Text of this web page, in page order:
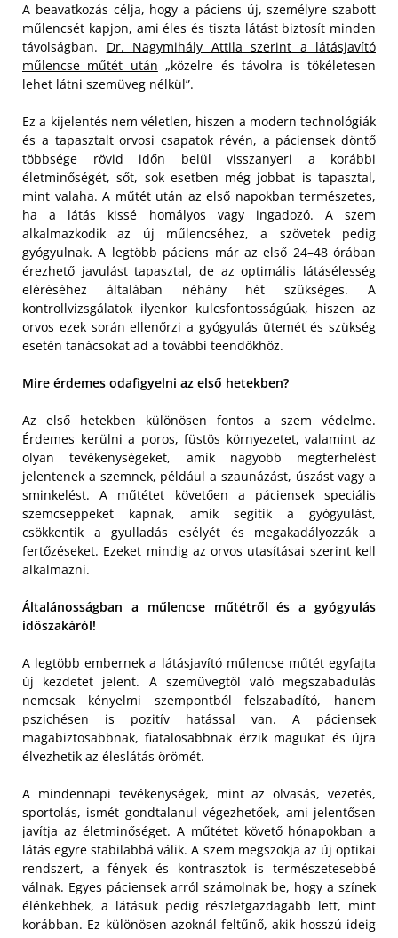
A beavatkozás célja, hogy a páciens új, személyre szabott
műlencsét kapjon, ami éles és tiszta látást biztosít minden
távolságban. Dr. Nagymihály Attila szerint a látásjavító
műlencse műtét után „közelre és távolra is tökéletesen
lehet látni szemüveg nélkül”.
Ez a kijelentés nem véletlen, hiszen a modern technológiák
és a tapasztalt orvosi csapatok révén, a páciensek döntő
többsége rövid időn belül visszanyeri a korábbi
életminőségét, sőt, sok esetben még jobbat is tapasztal,
mint valaha. A műtét után az első napokban természetes,
ha a látás kissé homályos vagy ingadozó. A szem
alkalmazkodik az új műlencséhez, a szövetek pedig
gyógyulnak. A legtöbb páciens már az első 24–48 órában
érezhető javulást tapasztal, de az optimális látásélesség
eléréséhez általában néhány hét szükséges. A
kontrollvizsgálatok ilyenkor kulcsfontosságúak, hiszen az
orvos ezek során ellenőrzi a gyógyulás ütemét és szükség
esetén tanácsokat ad a további teendőkhöz.
Mire érdemes odafigyelni az első hetekben?
Az első hetekben különösen fontos a szem védelme.
Érdemes kerülni a poros, füstös környezetet, valamint az
olyan tevékenységeket, amik nagyobb megterhelést
jelentenek a szemnek, például a szaunázást, úszást vagy a
sminkelést. A műtétet követően a páciensek speciális
szemcseppeket kapnak, amik segítik a gyógyulást,
csökkentik a gyulladás esélyét és megakadályozzák a
fertőzéseket. Ezeket mindig az orvos utasításai szerint kell
alkalmazni.
Általánosságban a műlencse műtétről és a gyógyulás
időszakáról!
A legtöbb embernek a látásjavító műlencse műtét egyfajta
új kezdetet jelent. A szemüvegtől való megszabadulás
nemcsak kényelmi szempontból felszabadító, hanem
pszichésen is pozitív hatással van. A páciensek
magabiztosabbnak, fiatalosabbnak érzik magukat és újra
élvezhetik az éleslátás örömét.
A mindennapi tevékenységek, mint az olvasás, vezetés,
sportolás, ismét gondtalanul végezhetőek, ami jelentősen
javítja az életminőséget. A műtétet követő hónapokban a
látás egyre stabilabbá válik. A szem megszokja az új optikai
rendszert, a fények és kontrasztok is természetesebbé
válnak. Egyes páciensek arról számolnak be, hogy a színek
élénkebbek, a látásuk pedig részletgazdagabb lett, mint
korábban. Ez különösen azoknál feltűnő, akik hosszú ideig